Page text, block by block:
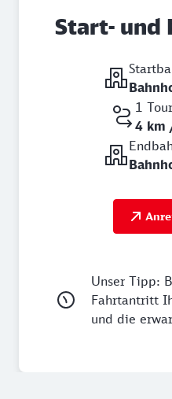
Start- und
1
4 km
Unser Tipp:
Fahrtantritt
und die